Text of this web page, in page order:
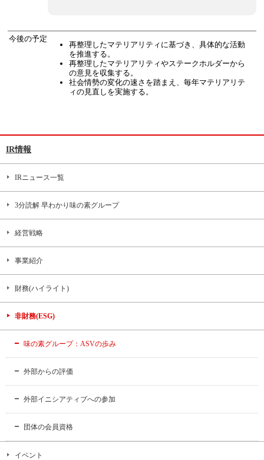
IR情報
IRニュース一覧
3分読解 早わかり味の素グループ
経営戦略
事業紹介
財務(ハイライト)
非財務(ESG)
味の素グループ：ASVの歩み
外部からの評価
外部イニシアティブへの参加
団体の会員資格
イベント
今後の予定
再整理したマテリアリティに基づき、具体的な活動
を推進する。
再整理したマテリアリティやステークホルダーから
の意見を収集する。
社会情勢の変化の速さを踏まえ、毎年マテリアリテ
ィの見直しを実施する。